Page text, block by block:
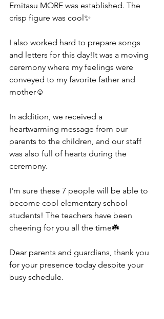
Emitasu MORE was established. The
crisp figure was cool✨
I also worked hard to prepare songs
and letters for this day!It was a moving
ceremony where my feelings were
conveyed to my favorite father and
mother☺️
In addition, we received a
heartwarming message from our
parents to the children, and our staff
was also full of hearts during the
ceremony.
I'm sure these 7 people will be able to
become cool elementary school
students! The teachers have been
cheering for you all the time☘️
Dear parents and guardians, thank you
for your presence today despite your
busy schedule.